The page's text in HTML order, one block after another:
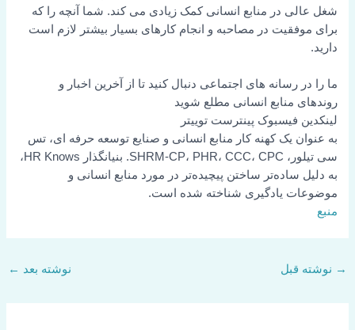
شغل عالی در منابع انسانی کمک زیادی می کند. شما آنچه را که
برای موفقیت در مصاحبه و انجام کارهای بسیار بیشتر لازم است
دارید.
ما را در رسانه های اجتماعی دنبال کنید تا از آخرین اخبار و
روندهای منابع انسانی مطلع شوید
لینکدین فیسبوک پینترست توییتر
به عنوان یک کهنه کار منابع انسانی و صنایع توسعه حرفه ای، تس
سی تیلور، SHRM-CP، PHR، CCC، CPC. بنیانگذار HR Knows،
به دلیل ساده‌تر ساختن پیچیده‌تر در مورد منابع انسانی و
موضوعات یادگیری شناخته شده است.
منبع
→ نوشته قبل نوشته بعد ←